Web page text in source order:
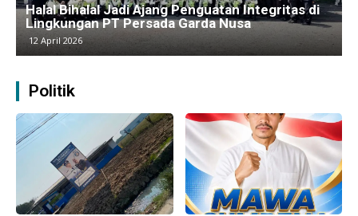
Kawasan Industri Cikarang Kembali Padat,
Produksi dan Logistik Beroperasi Penuh”
9 April 2026
Politik